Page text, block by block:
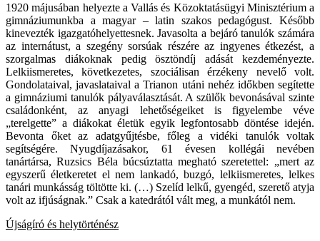
1920 májusában helyezte a Vallás és Közoktatásügyi Minisztérium a
gimnáziumunkba a magyar – latin szakos pedagógust. Később
kinevezték igazgatóhelyettesnek. Javasolta a bejáró tanulók számára
az internátust, a szegény sorsúak részére az ingyenes étkezést, a
szorgalmas diákoknak pedig ösztöndíj adását kezdeményezte.
Lelkiismeretes, következetes, szociálisan érzékeny nevelő volt.
Gondolataival, javaslataival a Trianon utáni nehéz időkben segítette
a gimnáziumi tanulók pályaválasztását. A szülők bevonásával szinte
családonként, az anyagi lehetőségeiket is figyelembe véve
„terelgette” a diákokat életük egyik legfontosabb döntése idején.
Bevonta őket az adatgyűjtésbe, főleg a vidéki tanulók voltak
segítségére. Nyugdíjazásakor, 61 évesen kollégái nevében
tanártársa, Ruzsics Béla búcsúztatta megható szeretettel: „mert az
egyszerű életkeretet el nem lankadó, buzgó, lelkiismeretes, lelkes
tanári munkásság töltötte ki. (…) Szelíd lelkű, gyengéd, szerető atyja
volt az ifjúságnak.” Csak a katedrától vált meg, a munkától nem.
Újságíró és helytörténész